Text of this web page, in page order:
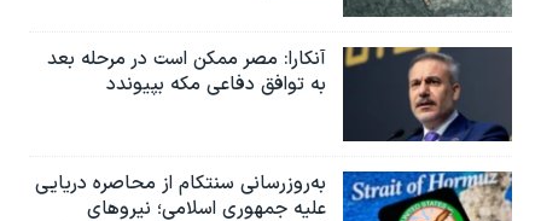
آنکارا: مصر ممکن است در مرحله بعد
به توافق دفاعی مکه بپیوندد
به‌روزرسانی سنتکام از محاصره دریایی
علیه جمهوری اسلامی؛ نیروهای